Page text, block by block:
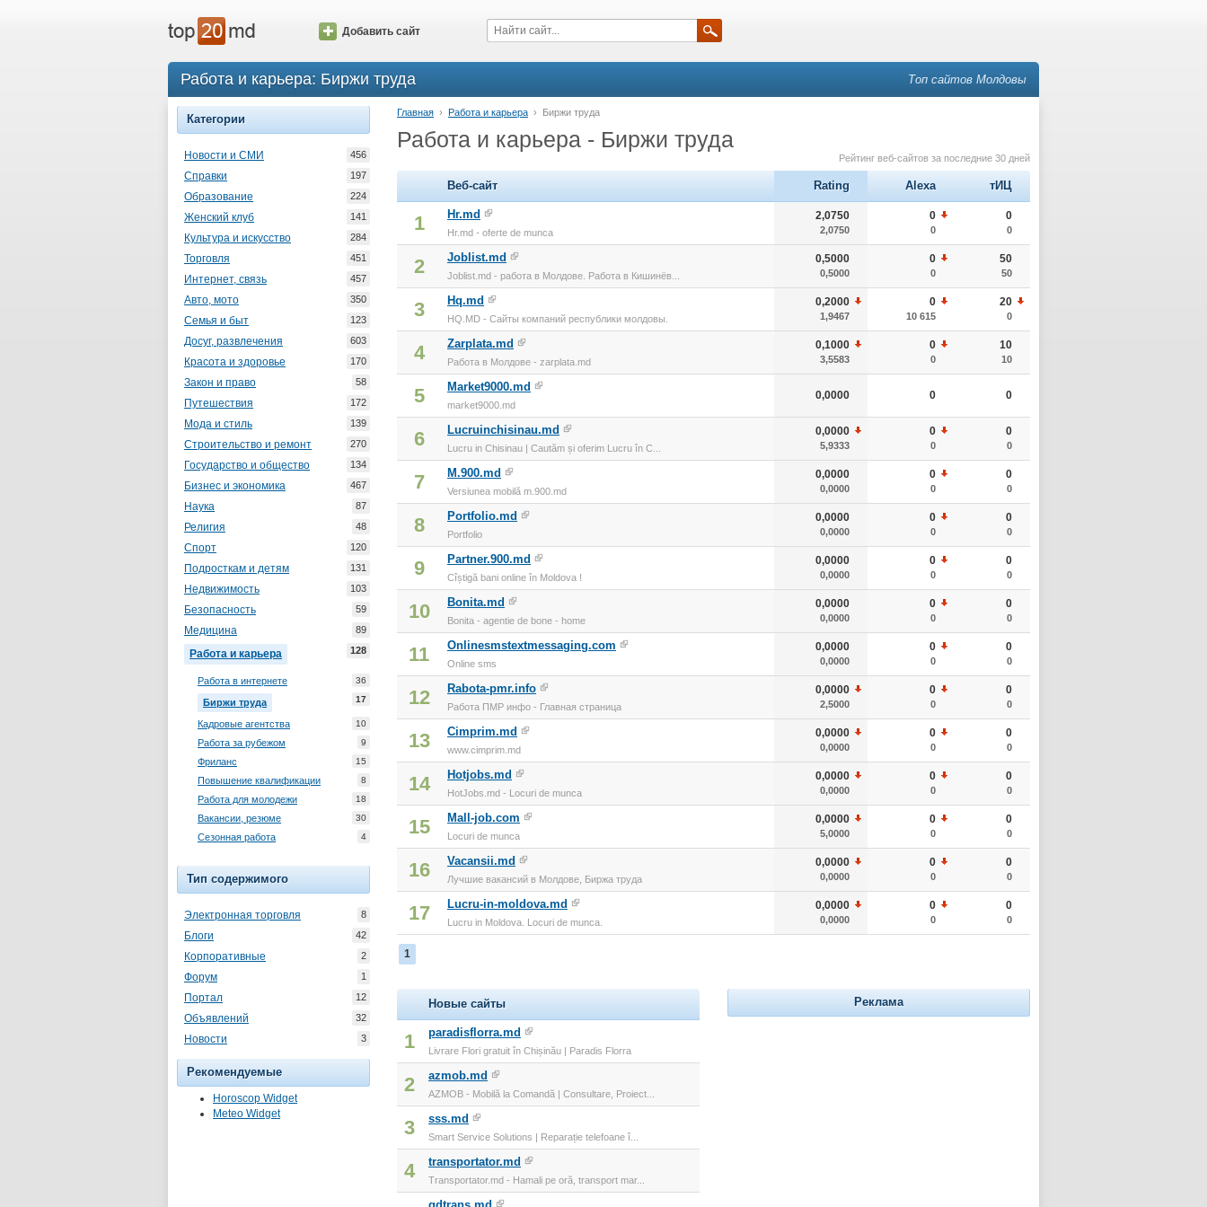
Добавить сайт
Работа и карьера: Биржи труда Топ сайтов Молдовы
Категории
Новости и СМИ 456
Справки 197
Образование 224
Женский клуб 141
Культура и искусство 284
Торговля 451
Интернет, связь 457
Авто, мото 350
Семья и быт 123
Досуг, развлечения 603
Красота и здоровье 170
Закон и право 58
Путешествия 172
Мода и стиль 139
Строительство и ремонт 270
Государство и общество 134
Бизнес и экономика 467
Наука 87
Религия 48
Спорт 120
Подросткам и детям 131
Недвижимость 103
Безопасность 59
Медицина 89
Работа и карьера 128
Работа в интернете 36
Биржи труда 17
Кадровые агентства 10
Работа за рубежом 9
Фриланс 15
Повышение квалификации 8
Работа для молодежи 18
Вакансии, резюме 30
Сезонная работа 4
Тип содержимого
Электронная торговля 8
Блоги 42
Корпоративные 2
Форум 1
Портал 12
Объявлений 32
Новости 3
Рекомендуемые
Horoscop Widget
Meteo Widget
Главная › Работа и карьера › Биржи труда
Работа и карьера - Биржи труда
Рейтинг веб-сайтов за последние 30 дней
Веб-сайт Rating Alexa тИЦ
1 Hr.md
Hr.md - oferte de munca
2,0750
2,0750
0
0
0
0
2 Joblist.md
Joblist.md - работа в Молдове. Работа в Кишинёв...
0,5000
0,5000
0
0
50
50
3 Hq.md
HQ.MD - Сайты компаний республики молдовы.
0,2000
1,9467
0
10 615
20
0
4 Zarplata.md
Работа в Молдове - zarplata.md
0,1000
3,5583
0
0
10
10
5 Market9000.md
market9000.md
0,0000 0 0
6 Lucruinchisinau.md
Lucru in Chisinau | Cautăm și oferim Lucru în C...
0,0000
5,9333
0
0
0
0
7 M.900.md
Versiunea mobilă m.900.md
0,0000
0,0000
0
0
0
0
8 Portfolio.md
Portfolio
0,0000
0,0000
0
0
0
0
9 Partner.900.md
Cîștigă bani online în Moldova !
0,0000
0,0000
0
0
0
0
10 Bonita.md
Bonita - agentie de bone - home
0,0000
0,0000
0
0
0
0
11 Onlinesmstextmessaging.com
Online sms
0,0000
0,0000
0
0
0
0
12 Rabota-pmr.info
Работа ПМР инфо - Главная страница
0,0000
2,5000
0
0
0
0
13 Cimprim.md
www.cimprim.md
0,0000
0,0000
0
0
0
0
14 Hotjobs.md
HotJobs.md - Locuri de munca
0,0000
0,0000
0
0
0
0
15 Mall-job.com
Locuri de munca
0,0000
5,0000
0
0
0
0
16 Vacansii.md
Лучшие вакансий в Молдове, Биржа труда
0,0000
0,0000
0
0
0
0
17 Lucru-in-moldova.md
Lucru in Moldova. Locuri de munca.
0,0000
0,0000
0
0
0
0
1
Новые сайты
1 paradisflorra.md
Livrare Flori gratuit în Chișinău | Paradis Florra
2 azmob.md
AZMOB - Mobilă la Comandă | Consultare, Proiect...
3 sss.md
Smart Service Solutions | Reparație telefoane î...
4 transportator.md
Transportator.md - Hamali pe oră, transport mar...
gdtrans.md
Реклама